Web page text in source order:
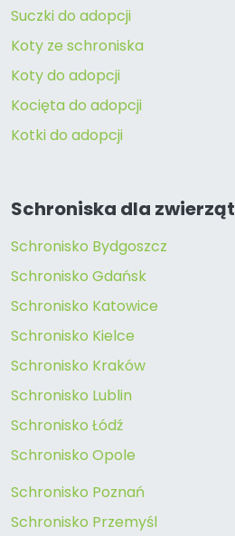
Suczki do adopcji
Koty ze schroniska
Koty do adopcji
Kocięta do adopcji
Kotki do adopcji
Schroniska dla zwierząt
Schronisko Bydgoszcz
Schronisko Gdańsk
Schronisko Katowice
Schronisko Kielce
Schronisko Kraków
Schronisko Lublin
Schronisko Łódź
Schronisko Opole
Schronisko Poznań
Schronisko Przemyśl